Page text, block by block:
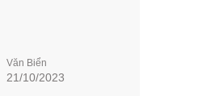
Văn Biển
21/10/2023